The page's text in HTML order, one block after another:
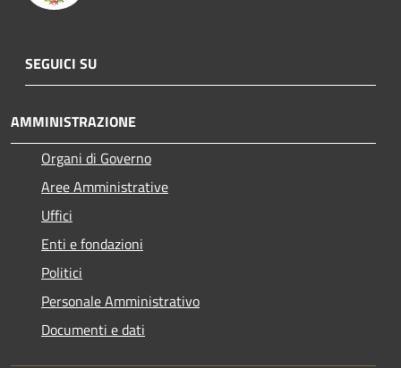
SEGUICI SU
AMMINISTRAZIONE
Organi di Governo
Aree Amministrative
Uffici
Enti e fondazioni
Politici
Personale Amministrativo
Documenti e dati